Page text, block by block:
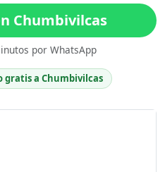
Chumbivilcas
por WhatsApp
gratis a Chumbivilcas